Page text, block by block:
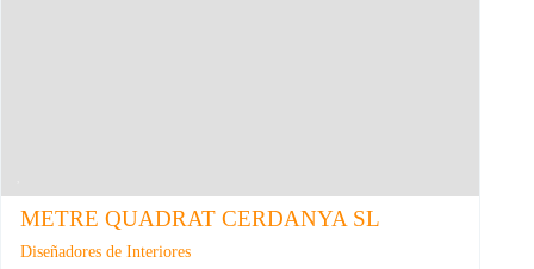
METRE QUADRAT CERDANYA SL
Diseñadores de Interiores